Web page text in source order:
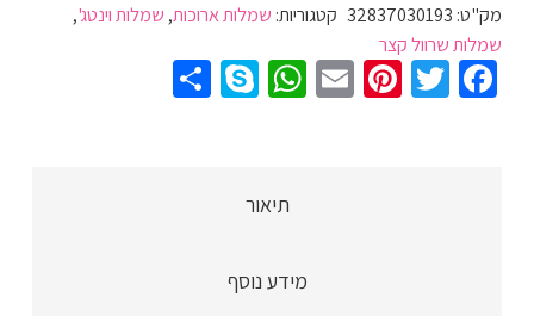
ערב
וינטג'
ארוכה
מק"ט: 32837030193 קטגוריות: שמלות ארוכות, שמלות וינטג',
שמלות שרוול קצר
Facebook
Twitter
Pinterest
Email
WhatsApp
Skype
תיאור
מידע נוסף